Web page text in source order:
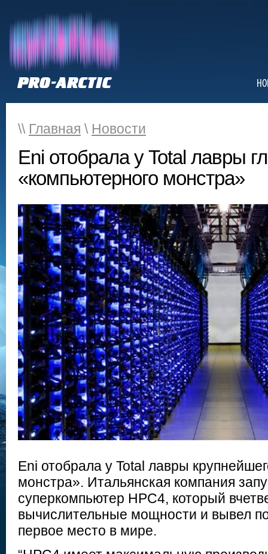
\\ Главная \ Новости
Eni отобрала у Total лавры
«компьютерного монстра»
Eni отобрала у Total лавры
монстра». Итальянская компания
суперкомпьютер HPC4, который
вычислительные мощности и вывел
первое место в мире.